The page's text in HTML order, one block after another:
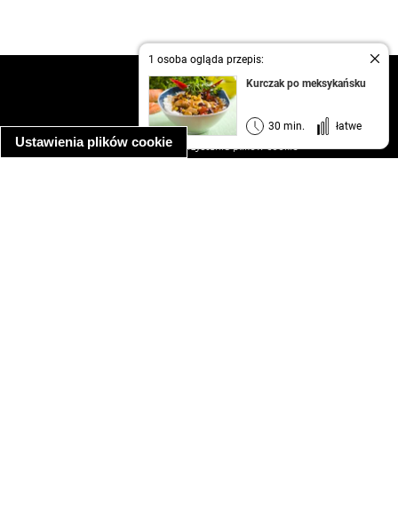
Ustawienia plików cookie
1 osoba ogląda przepis:
Kurczak po meksykańsku
30 min. łatwe
kontakt
regulamin
informacja o prywatności
informacja o wykorzystaniu plików cookie